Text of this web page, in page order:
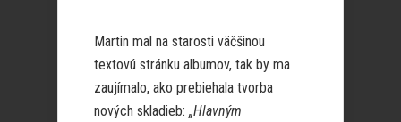
Martin mal na starosti väčšinou
textovú stránku albumov, tak by ma
zaujímalo, ako prebiehala tvorba
nových skladieb: „Hlavným